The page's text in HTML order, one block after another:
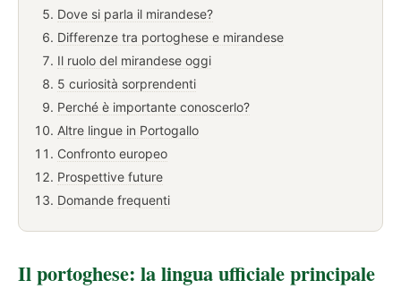
Dove si parla il mirandese?
Differenze tra portoghese e mirandese
Il ruolo del mirandese oggi
5 curiosità sorprendenti
Perché è importante conoscerlo?
Altre lingue in Portogallo
Confronto europeo
Prospettive future
Domande frequenti
Il portoghese: la lingua ufficiale principale